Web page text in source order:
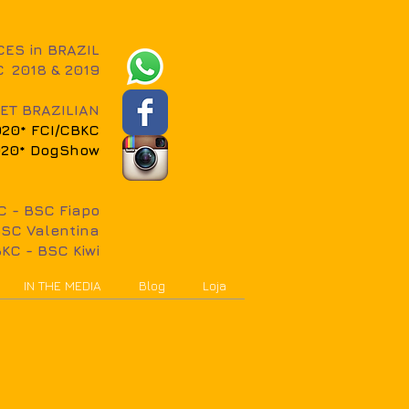
in BRAZIL
2018 & 2019
BRAZILIAN
FCI/CBKC
DogShow
- BSC Fiapo
Valentina
- BSC Kiwi
IN THE MEDIA Blog Loja